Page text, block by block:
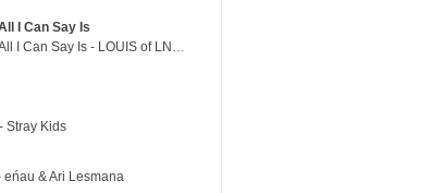
I Can Say Is
All I Can Say Is - LOUIS of LNGSHOT
Stray Kids
eńau & Ari Lesmana